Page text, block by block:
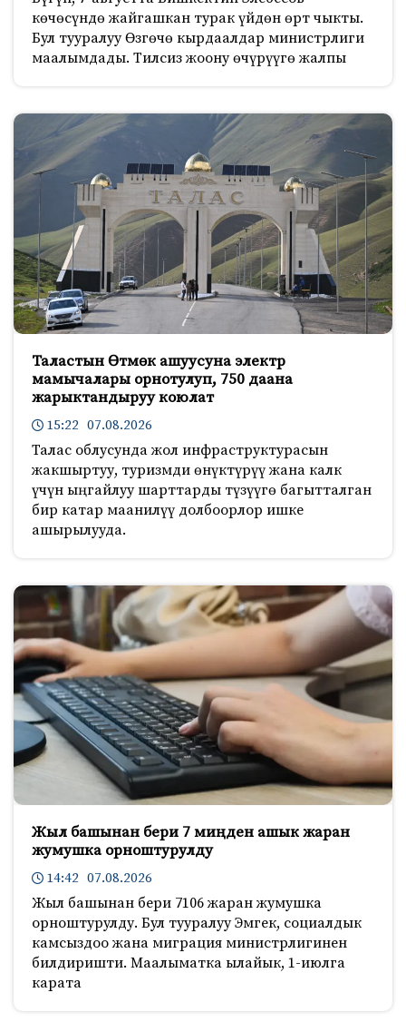
көчөсүндө жайгашкан турак үйдөн өрт чыкты.
Бул тууралуу Өзгөчө кырдаалдар министрлиги
маалымдады. Тилсиз жоону өчүрүүгө жалпы
Таластын Өтмөк ашуусуна электр
мамычалары орнотулуп, 750 даана
жарыктандыруу коюлат
15:22 07.08.2026
Талас облусунда жол инфраструктурасын
жакшыртуу, туризмди өнүктүрүү жана калк
үчүн ыңгайлуу шарттарды түзүүгө багытталган
бир катар маанилүү долбоорлор ишке
ашырылууда.
Жыл башынан бери 7 миңден ашык жаран
жумушка орноштурулду
14:42 07.08.2026
Жыл башынан бери 7106 жаран жумушка
орноштурулду. Бул тууралуу Эмгек, социалдык
камсыздоо жана миграция министрлигинен
билдиришти. Маалыматка ылайык, 1-июлга
карата